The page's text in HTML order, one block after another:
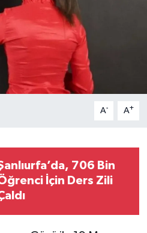
A- A+
706 Bin
İçin Ders Zili